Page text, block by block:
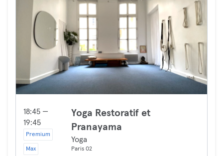
18:45 —
19:45
Premium
Max
Yoga Restoratif et
Pranayama
Yoga
Paris 02